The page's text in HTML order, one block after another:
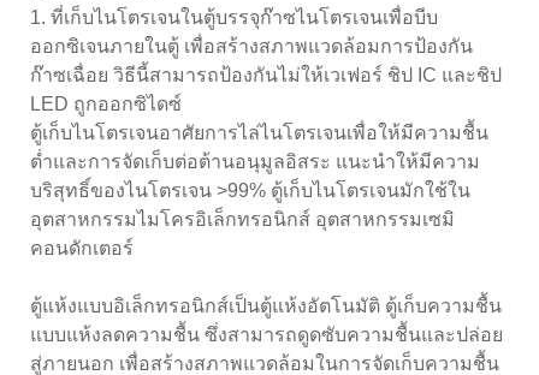
1. ที่เก็บไนโตรเจนในตู้บรรจุก๊าซไนโตรเจนเพื่อบีบ
ออกซิเจนภายในตู้ เพื่อสร้างสภาพแวดล้อมการป้องกัน
ก๊าซเฉื่อย วิธีนี้สามารถป้องกันไม่ให้เวเฟอร์ ชิป IC และชิป
LED ถูกออกซิไดซ์
ตู้เก็บไนโตรเจนอาศัยการไล่ไนโตรเจนเพื่อให้มีความชื้น
ต่ำและการจัดเก็บต่อต้านอนุมูลอิสระ แนะนำให้มีความ
บริสุทธิ์ของไนโตรเจน >99% ตู้เก็บไนโตรเจนมักใช้ใน
อุตสาหกรรมไมโครอิเล็กทรอนิกส์ อุตสาหกรรมเซมิ
คอนดักเตอร์
ตู้แห้งแบบอิเล็กทรอนิกส์เป็นตู้แห้งอัตโนมัติ ตู้เก็บความชื้น
แบบแห้งลดความชื้น ซึ่งสามารถดูดซับความชื้นและปล่อย
สู่ภายนอก เพื่อสร้างสภาพแวดล้อมในการจัดเก็บความชื้น